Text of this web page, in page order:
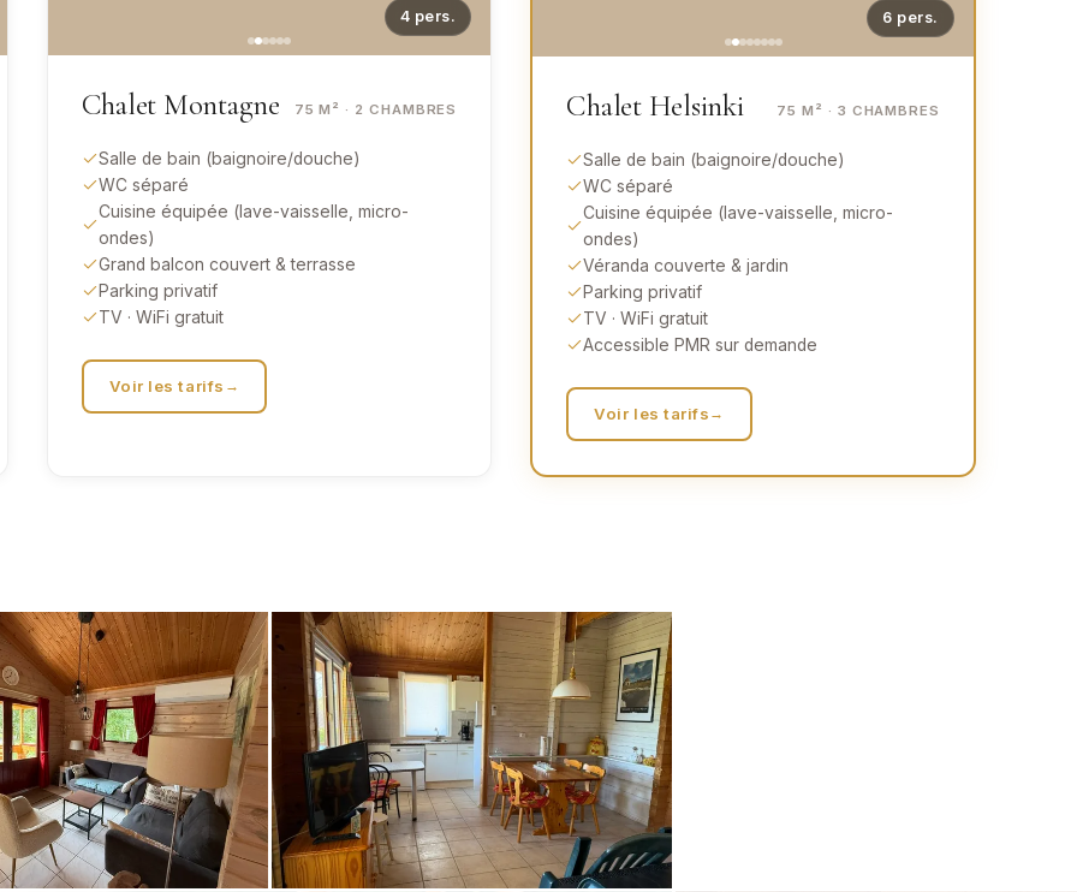
4 pers.
Chalet Montagne 75 M² · 2 CHAMBRES
Salle de bain (baignoire/douche)
WC séparé
Cuisine équipée (lave-vaisselle, micro-
ondes)
Grand balcon couvert & terrasse
Parking privatif
TV · WiFi gratuit
Voir les tarifs
6 pers.
Chalet Helsinki 75 M² · 3 CHAMBRES
Salle de bain (baignoire/douche)
WC séparé
Cuisine équipée (lave-vaisselle, micro-
ondes)
Véranda couverte & jardin
Parking privatif
TV · WiFi gratuit
Accessible PMR sur demande
Voir les tarifs